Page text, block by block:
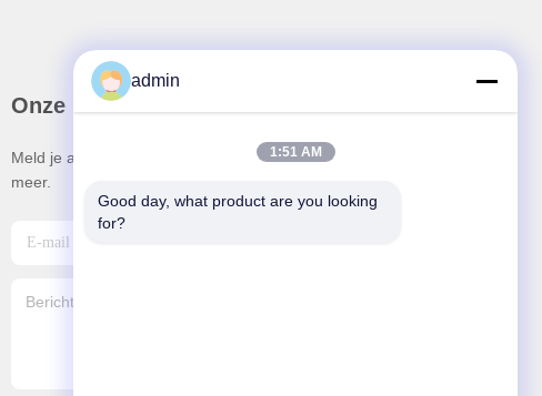
Onze Nieuwsbrief
Meld je aan voor onze nieuwsbrief voor kortingen en
meer.
admin
1:51 AM
Good day, what product are you looking
for?